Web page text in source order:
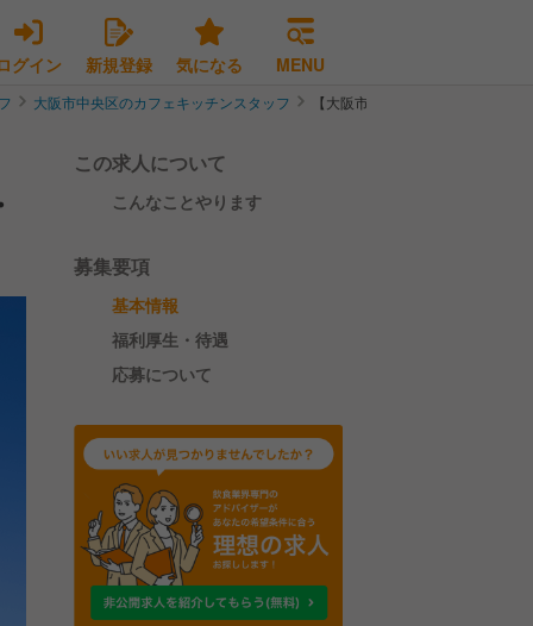
グイン 新規登録 気になる MENU
大阪市中央区のカフェキッチンスタッフ 【大阪市】企業内カフェテリア
この求人について
こんなことやります
募集要項
基本情報
福利厚生・待遇
応募について